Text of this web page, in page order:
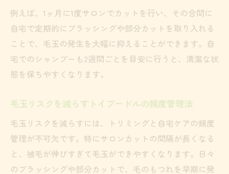
例えば、1ヶ月に1度サロンでカットを行い、その合間に
自宅で定期的にブラッシングや部分カットを取り入れる
ことで、毛玉の発生を大幅に抑えることができます。自
宅でのシャンプーも2週間ごとを目安に行うと、清潔な状
態を保ちやすくなります。
毛玉リスクを減らすトイプードルの頻度管理法
毛玉リスクを減らすには、トリミングと自宅ケアの頻度
管理が不可欠です。特にサロンカットの間隔が長くなる
と、被毛が伸びすぎて毛玉ができやすくなります。日々
のブラッシングや部分カットで、毛のもつれを早期に発